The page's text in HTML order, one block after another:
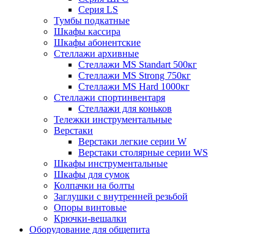
Серия LS
Тумбы подкатные
Шкафы кассира
Шкафы абонентские
Стеллажи архивные
Стеллажи MS Standart 500кг
Стеллажи MS Strong 750кг
Стеллажи MS Hard 1000кг
Стеллажи спортинвентаря
Стеллажи для коньков
Тележки инструментальные
Верстаки
Верстаки легкие серии W
Верстаки столярные серии WS
Шкафы инструментальные
Шкафы для сумок
Колпачки на болты
Заглушки с внутренней резьбой
Опоры винтовые
Крючки-вешалки
Оборудование для общепита